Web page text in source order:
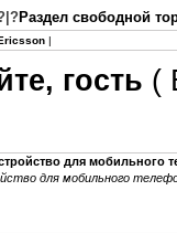
Раздел свободной
|
гость (
для мобильного
для мобильного